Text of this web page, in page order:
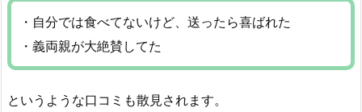
・自分では食べてないけど、送ったら喜ばれた
・義両親が大絶賛してた
というような口コミも散見されます。